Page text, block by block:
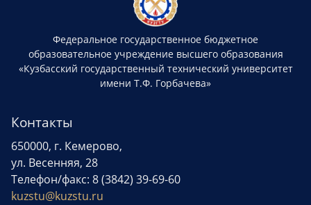
Федеральное государственное бюджетное
образовательное учреждение высшего образования
«Кузбасский государственный технический университет
имени Т.Ф. Горбачева»
Контакты
650000, г. Кемерово,
ул. Весенняя, 28
Телефон/факс: 8 (3842) 39-69-60
kuzstu@kuzstu.ru